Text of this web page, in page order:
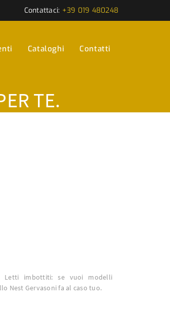
Contattaci: +39 019 480248
Cataloghi Contatti
TE.
imbottiti: se vuoi modelli
Nest Gervasoni fa al caso tuo.